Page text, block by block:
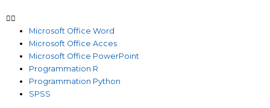
Microsoft Office Word
Microsoft Office Acces
Microsoft Office PowerPoint
Programmation R
Programmation Python
SPSS